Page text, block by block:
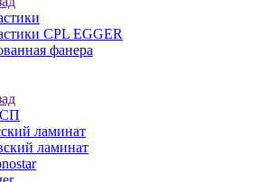
CPL EGGER
фанера
ламинат
ламинат